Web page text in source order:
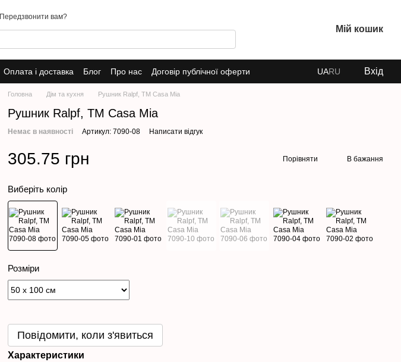
Передзвонити вам?
Мій кошик
Оплата і доставка Блог Про нас Договір публічної оферти UARU Вхід
Головна Дім та кухня Рушник Ralpf, TM Casa Mia
Рушник Ralpf, TM Casa Mia
Немає в наявності Артикул: 7090-08 Написати відгук
305.75 грн Порівняти В бажання
Виберіть колір
Розміри
Повідомити, коли з'явиться
Характеристики